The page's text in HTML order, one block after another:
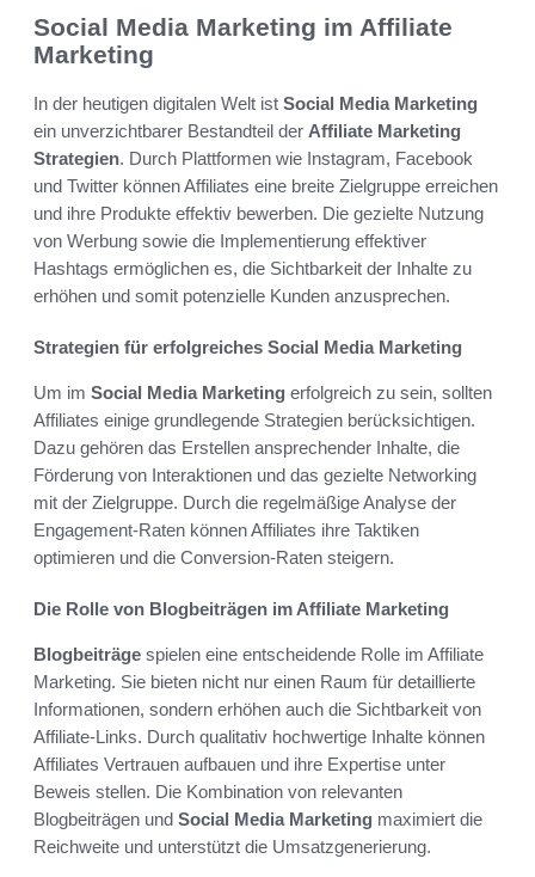
Social Media Marketing im Affiliate
Marketing
In der heutigen digitalen Welt ist Social Media Marketing
ein unverzichtbarer Bestandteil der Affiliate Marketing
Strategien. Durch Plattformen wie Instagram, Facebook
und Twitter können Affiliates eine breite Zielgruppe erreichen
und ihre Produkte effektiv bewerben. Die gezielte Nutzung
von Werbung sowie die Implementierung effektiver
Hashtags ermöglichen es, die Sichtbarkeit der Inhalte zu
erhöhen und somit potenzielle Kunden anzusprechen.
Strategien für erfolgreiches Social Media Marketing
Um im Social Media Marketing erfolgreich zu sein, sollten
Affiliates einige grundlegende Strategien berücksichtigen.
Dazu gehören das Erstellen ansprechender Inhalte, die
Förderung von Interaktionen und das gezielte Networking
mit der Zielgruppe. Durch die regelmäßige Analyse der
Engagement-Raten können Affiliates ihre Taktiken
optimieren und die Conversion-Raten steigern.
Die Rolle von Blogbeiträgen im Affiliate Marketing
Blogbeiträge spielen eine entscheidende Rolle im Affiliate
Marketing. Sie bieten nicht nur einen Raum für detaillierte
Informationen, sondern erhöhen auch die Sichtbarkeit von
Affiliate-Links. Durch qualitativ hochwertige Inhalte können
Affiliates Vertrauen aufbauen und ihre Expertise unter
Beweis stellen. Die Kombination von relevanten
Blogbeiträgen und Social Media Marketing maximiert die
Reichweite und unterstützt die Umsatzgenerierung.